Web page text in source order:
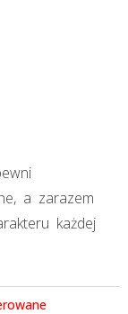
a zarazem
każdej